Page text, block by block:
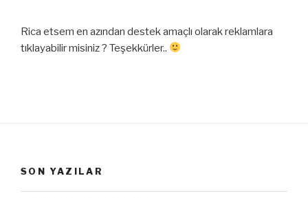
Rica etsem en azından destek amaçlı olarak reklamlara
tıklayabilir misiniz ? Teşekkürler..
SON YAZILAR